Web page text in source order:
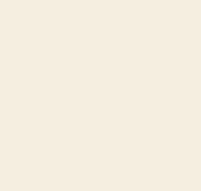
approche en matière de
d'une conception